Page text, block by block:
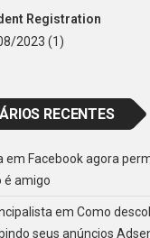
Registration
2023 (1)
RECENTES
em Facebook agora
é amigo
em Como
seus anúncios